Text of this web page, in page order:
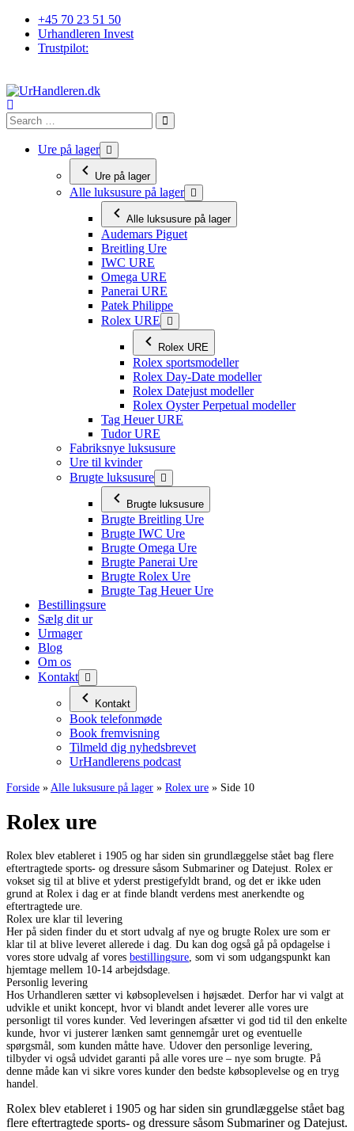
Videre
indhold
+45 70 23 51 50
Urhandleren Invest
Trustpilot:
Ure på lager
Ure på lager
Alle luksusure på lager
Alle luksusure på lager
Audemars Piguet
Breitling Ure
IWC URE
Omega URE
Panerai URE
Patek Philippe
Rolex URE
Rolex URE
Rolex sportsmodeller
Rolex Day-Date modeller
Rolex Datejust modeller
Rolex Oyster Perpetual modeller
Tag Heuer URE
Tudor URE
Fabriksnye luksusure
Ure til kvinder
Brugte luksusure
Brugte luksusure
Brugte Breitling Ure
Brugte IWC Ure
Brugte Omega Ure
Brugte Panerai Ure
Brugte Rolex Ure
Brugte Tag Heuer Ure
Bestillingsure
Sælg dit ur
Urmager
Blog
Om os
Kontakt
Kontakt
Book telefonmøde
Book fremvisning
Tilmeld dig nyhedsbrevet
UrHandlerens podcast
Forside » Alle luksusure på lager » Rolex ure » Side 10
Rolex ure
Rolex blev etableret i 1905 og har siden sin grundlæggelse stået bag flere
eftertragtede sports- og dressure såsom Submariner og Datejust. Rolex er
vokset sig til at blive et yderst prestigefyldt brand, og det er ikke uden
grund at Rolex i dag er at finde blandt verdens mest anerkendte og
eftertragtede ure.
Rolex ure klar til levering
Her på siden finder du et stort udvalg af nye og brugte Rolex ure som er
klar til at blive leveret allerede i dag. Du kan dog også gå på opdagelse i
vores store udvalg af vores bestillingsure , som vi som udgangspunkt kan
hjemtage mellem 10-14 arbejdsdage.
Personlig levering
Hos Urhandleren sætter vi købsoplevelsen i højsædet. Derfor har vi valgt at
udvikle et unikt koncept, hvor vi blandt andet leverer alle vores ure
personligt til vores kunder. Ved leveringen afsætter vi god tid til den enkelte
kunde, hvor vi justerer lænken samt gennemgår uret og eventuelle
spørgsmål, som kunden måtte have. Udover den personlige levering,
tilbyder vi også udvidet garanti på alle vores ure – nye som brugte. På
denne måde kan vi sikre vores kunder den bedste købsoplevelse og en tryg
handel.
Rolex blev etableret i 1905 og har siden sin grundlæggelse stået bag
flere eftertragtede sports- og dressure såsom Submariner og Datejust.